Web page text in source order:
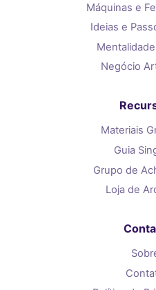
Máquinas e
Ideias e
Negócio
Materiais
Guia
Grupo de
Loja de